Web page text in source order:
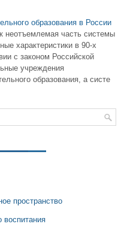
образования в России
неотъемлемая часть системы
характеристики в 90-х
с законом Российской
учреждения
образования, а систе
пространство